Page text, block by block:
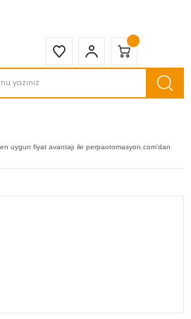
uygun fiyat avantajı ile perpaotomasyon.com'dan